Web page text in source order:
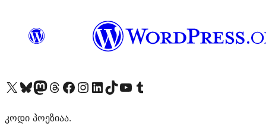
Visit our X (formerly Twitter) account
Visit our Bluesky account
Visit our Mastodon account
Visit our Threads account
Visit our Facebook page
Visit our Instagram account
Visit our LinkedIn account
Visit our TikTok account
Visit our YouTube channel
Visit our Tumblr account
კოდი პოეზიაა.